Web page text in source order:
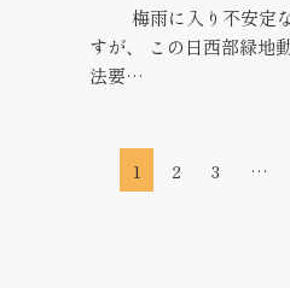
梅雨に入り不安定な
すが、 この日西部緑地
法要…
1 2 3 …